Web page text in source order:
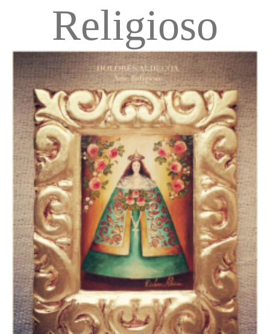
Religioso